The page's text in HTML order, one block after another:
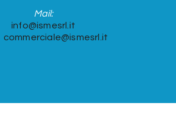
Mail:
info@ismesrl.it
commerciale@ismesrl.it